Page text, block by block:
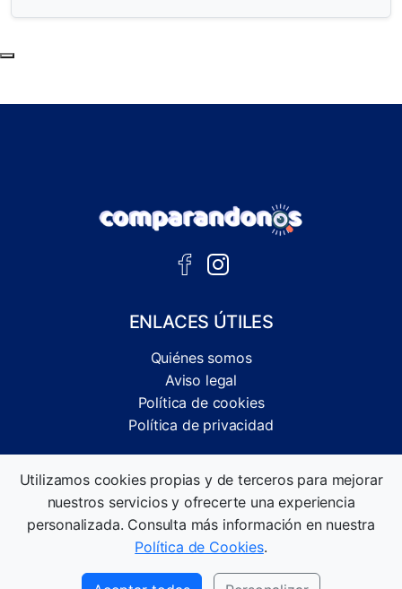
ENLACES ÚTILES
Quiénes somos
Aviso legal
Política de cookies
Política de privacidad
informativas.
©2026 Comparandonos. Todos los derechos reservados.
Utilizamos cookies propias y de terceros para mejorar
nuestros servicios y ofrecerte una experiencia
personalizada. Consulta más información en nuestra
Política de Cookies.